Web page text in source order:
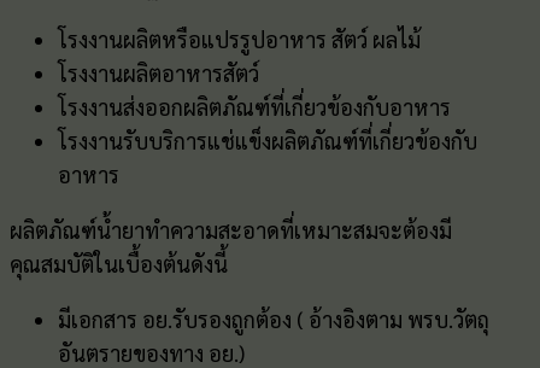
โรงงานผลิตหรือแปรรูปอาหาร สัตว์ ผลไม้
โรงงานผลิตอาหารสัตว์
โรงงานส่งออกผลิตภัณฑ์ที่เกี่ยวข้องกับอาหาร
โรงงานรับบริการแช่แข็งผลิตภัณฑ์ที่เกี่ยวข้องกับ
อาหาร
ผลิตภัณฑ์น้ำยาทำความสะอาดที่เหมาะสมจะต้องมี
คุณสมบัติในเบื้องต้นดังนี้
มีเอกสาร อย.รับรองถูกต้อง ( อ้างอิงตาม พรบ.วัตถุ
อันตรายของทาง อย.)